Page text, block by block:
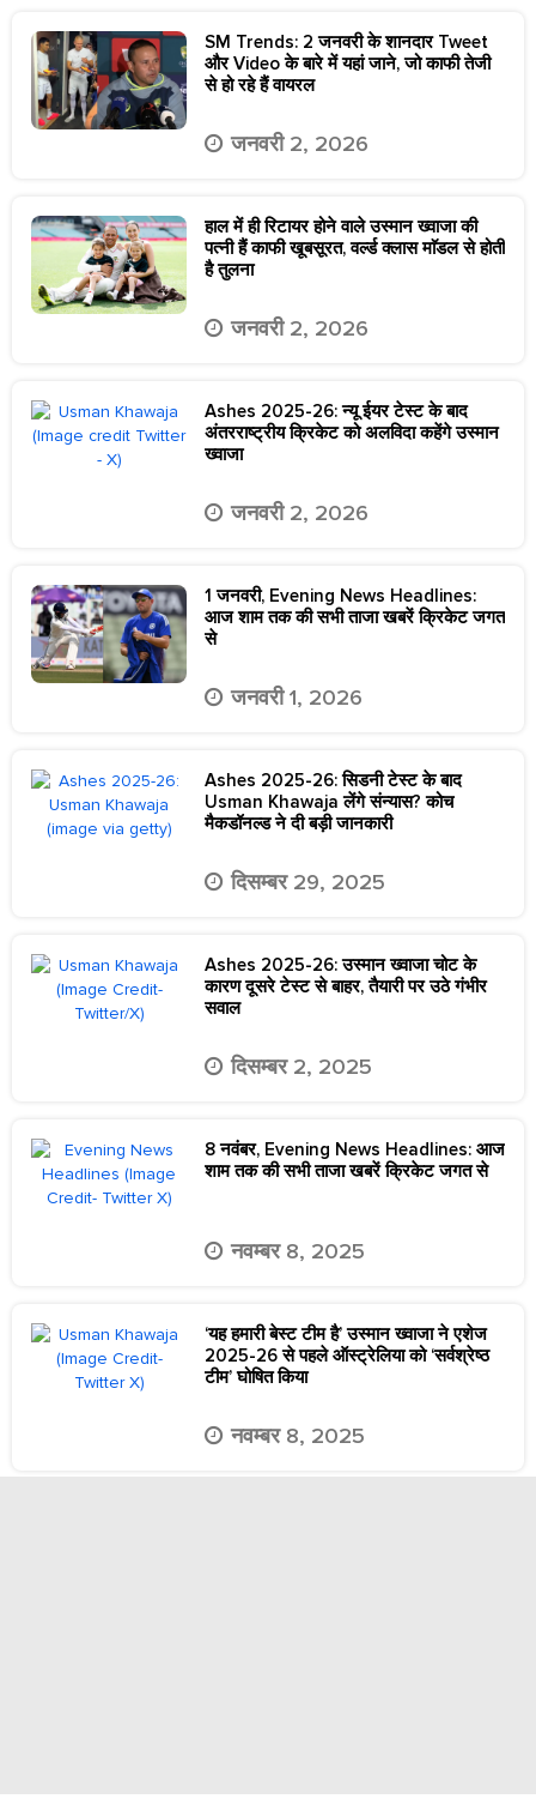
SM Trends: 2 जनवरी के शानदार Tweet
और Video के बारे में यहां जाने, जो काफी तेजी
से हो रहे हैं वायरल
जनवरी 2, 2026
हाल में ही रिटायर होने वाले उस्मान ख्वाजा की
पत्नी हैं काफी खूबसूरत, वर्ल्ड क्लास माॅडल से होती
है तुलना
जनवरी 2, 2026
Ashes 2025-26: न्यू ईयर टेस्ट के बाद
अंतरराष्ट्रीय क्रिकेट को अलविदा कहेंगे उस्मान
ख्वाजा
जनवरी 2, 2026
1 जनवरी, Evening News Headlines:
आज शाम तक की सभी ताजा खबरें क्रिकेट जगत
से
जनवरी 1, 2026
Ashes 2025-26: सिडनी टेस्ट के बाद
Usman Khawaja लेंगे संन्यास? कोच
मैकडॉनल्ड ने दी बड़ी जानकारी
दिसम्बर 29, 2025
Ashes 2025-26: उस्मान ख्वाजा चोट के
कारण दूसरे टेस्ट से बाहर, तैयारी पर उठे गंभीर
सवाल
दिसम्बर 2, 2025
8 नवंबर, Evening News Headlines: आज
शाम तक की सभी ताजा खबरें क्रिकेट जगत से
नवम्बर 8, 2025
‘यह हमारी बेस्ट टीम है’ उस्मान ख्वाजा ने एशेज
2025-26 से पहले ऑस्ट्रेलिया को ‘सर्वश्रेष्ठ
टीम’ घोषित किया
नवम्बर 8, 2025